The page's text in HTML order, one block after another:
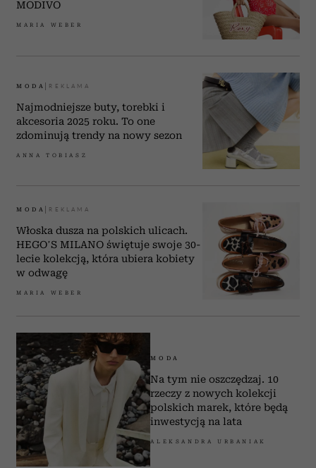
MODIVO
MARIA WEBER
MODA
Najmodniejsze buty, torebki i
akcesoria 2025 roku. To one
zdominują trendy na nowy sezon
ANNA TOBIASZ
MODA
Włoska dusza na polskich ulicach.
HEGO’S MILANO świętuje swoje 30-
lecie kolekcją, która ubiera kobiety
w odwagę
MARIA WEBER
MODA
Na tym nie oszczędzaj. 10
rzeczy z nowych kolekcji
polskich marek, które będą
inwestycją na lata
ALEKSANDRA URBANIAK